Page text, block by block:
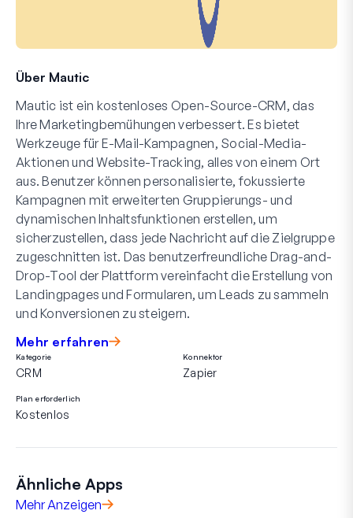
Über Mautic
Mautic ist ein kostenloses Open-Source-CRM, das
Ihre Marketingbemühungen verbessert. Es bietet
Werkzeuge für E-Mail-Kampagnen, Social-Media-
Aktionen und Website-Tracking, alles von einem Ort
aus. Benutzer können personalisierte, fokussierte
Kampagnen mit erweiterten Gruppierungs- und
dynamischen Inhaltsfunktionen erstellen, um
sicherzustellen, dass jede Nachricht auf die Zielgruppe
zugeschnitten ist. Das benutzerfreundliche Drag-and-
Drop-Tool der Plattform vereinfacht die Erstellung von
Landingpages und Formularen, um Leads zu sammeln
und Konversionen zu steigern.
Mehr erfahren
Kategorie
CRM
Konnektor
Zapier
Plan erforderlich
Kostenlos
Ähnliche Apps
Mehr Anzeigen